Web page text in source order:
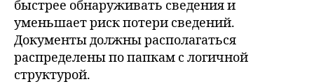
быстрее обнаруживать сведения и
уменьшает риск потери сведений.
Документы должны располагаться
распределены по папкам с логичной
структурой.